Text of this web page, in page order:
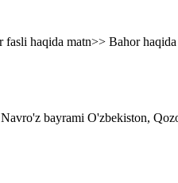
haqida matn>> Bahor
bayrami O'zbekiston,